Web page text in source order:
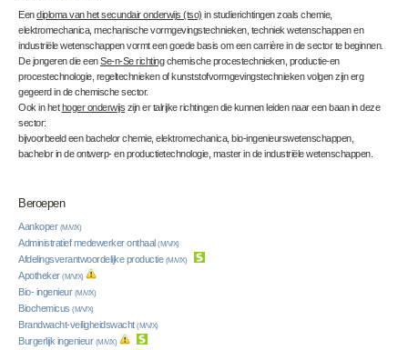
Eendiploma van het secundair onderwijs (tso) in studierichtingen zoals chemie,
elektromechanica, mechanische vormgevingstechnieken, techniek wetenschappen en
industriële wetenschappen vormt een goede basis om een carrière in de sector te beginnen.
De jongeren die eenSe-n-Se richtingchemische procestechnieken, productie-en
procestechnologie, regeltechnieken of kunststofvormgevingstechnieken volgen zijn erg
gegeerd in de chemische sector.
Ook in het hoger onderwijs zijn er talrijke richtingen die kunnen leiden naar een baan in deze
sector:
bijvoorbeeld een bachelor chemie, elektromechanica, bio-ingenieurswetenschappen,
bachelor in de ontwerp- en productietechnologie, master in de industriële wetenschappen.
Beroepen
Aankoper (M/V/X)
Administratief medewerker onthaal (M/V/X)
Afdelingsverantwoordelijke productie (M/V/X)
Apotheker (M/V/X)
Bio- ingenieur (M/V/X)
Biochemicus (M/V/X)
Brandwacht-veiligheidswacht (M/V/X)
Burgerlijk ingenieur (M/V/X)